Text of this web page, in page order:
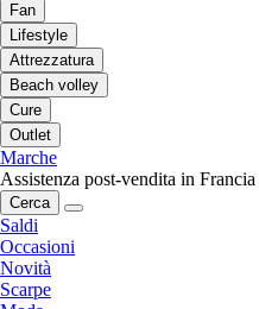
Fan
Lifestyle
Attrezzatura
Beach volley
Cure
Outlet
Marche
Assistenza post-vendita in Francia
Cerca
Saldi
Occasioni
Novità
Scarpe